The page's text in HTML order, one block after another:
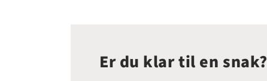
Er du klar til en snak?